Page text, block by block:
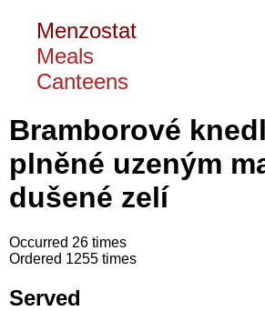
Menzostat
Meals
Canteens
Bramborové
plněné uzeným
dušené zelí
Occurred 26 times
Ordered 1255 times
Served